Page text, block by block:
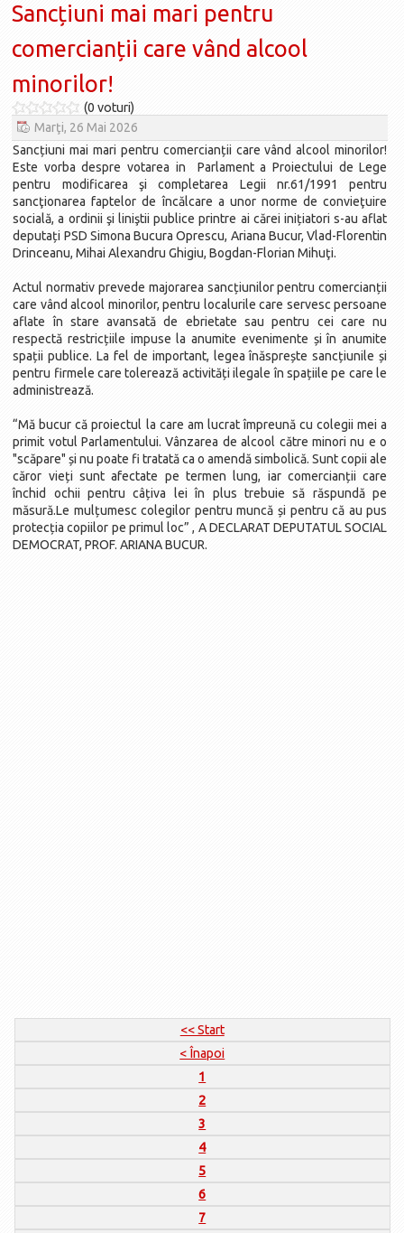
Sancțiuni mai mari pentru
comercianții care vând alcool
minorilor!
(0 voturi)
Marţi, 26 Mai 2026
Sancțiuni mai mari pentru comercianții care vând alcool minorilor!
Este vorba despre votarea in Parlament a Proiectului de Lege
pentru modificarea şi completarea Legii nr.61/1991 pentru
sancţionarea faptelor de încălcare a unor norme de convieţuire
socială, a ordinii şi liniştii publice printre ai cărei inițiatori s-au aflat
deputați PSD Simona Bucura Oprescu, Ariana Bucur, Vlad-Florentin
Drinceanu, Mihai Alexandru Ghigiu, Bogdan-Florian Mihuţi.
Actul normativ prevede majorarea sancțiunilor pentru comercianții
care vând alcool minorilor, pentru localurile care servesc persoane
aflate în stare avansată de ebrietate sau pentru cei care nu
respectă restricțiile impuse la anumite evenimente și în anumite
spații publice. La fel de important, legea înăsprește sancțiunile și
pentru firmele care tolerează activități ilegale în spațiile pe care le
administrează.
“Mă bucur că proiectul la care am lucrat împreună cu colegii mei a
primit votul Parlamentului. Vânzarea de alcool către minori nu e o
"scăpare" și nu poate fi tratată ca o amendă simbolică. Sunt copii ale
căror vieți sunt afectate pe termen lung, iar comercianții care
închid ochii pentru câțiva lei în plus trebuie să răspundă pe
măsură.Le mulțumesc colegilor pentru muncă și pentru că au pus
protecția copiilor pe primul loc” , A DECLARAT DEPUTATUL SOCIAL
DEMOCRAT, PROF. ARIANA BUCUR.
<< Start
< Înapoi
1
2
3
4
5
6
7